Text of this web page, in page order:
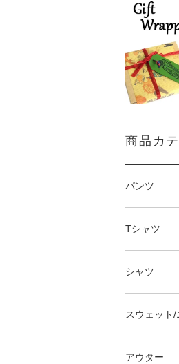
商品カ
パンツ
Tシャツ
シャツ
スウェット/
アウター